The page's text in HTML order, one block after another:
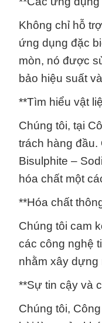
Không chỉ hỗ
ứng dụng đặc
mòn, nó được
bảo hiệu suất
**Tìm hiểu vật
Chúng tôi, tại
trách hàng đầu.
Bisulphite –
hóa chất một
**Hóa chất
Chúng tôi cam
các công nghệ
nhằm xây dựng
**Sự tin cậy và
Chúng tôi,